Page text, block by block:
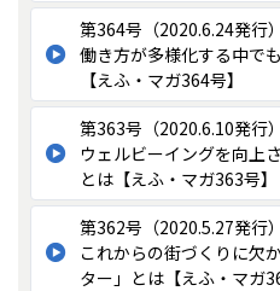
第364号（2020.6.24発行）
働き方が多様化する中で
【えふ・マガ364号】
第363号（2020.6.10発行）
ウェルビーイングを向上
とは【えふ・マガ363号】
第362号（2020.5.27発行）
これからの街づくりに欠
ター」とは【えふ・マガ